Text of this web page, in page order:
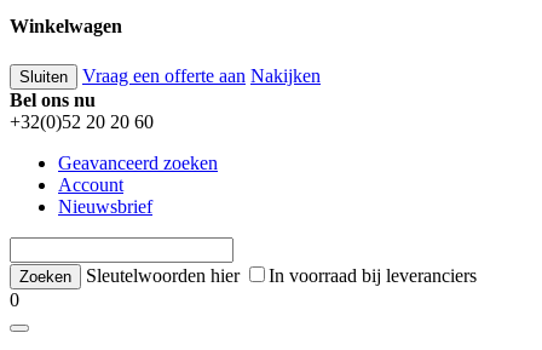
Winkelwagen
Sluiten Vraag een offerte aan Nakijken
Bel ons nu
+32(0)52 20 20 60
Geavanceerd zoeken
Account
Nieuwsbrief
Sleutelwoorden hier
In voorraad bij leveranciers
0